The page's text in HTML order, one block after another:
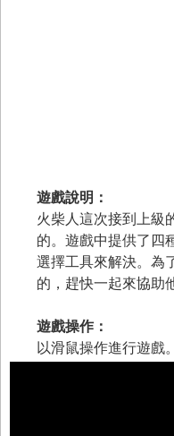
遊戲說明：
火柴人這次接到上級
的。遊戲中提供了四
選擇工具來解決。為
的，趕快一起來協助
遊戲操作：
以滑鼠操作進行遊戲